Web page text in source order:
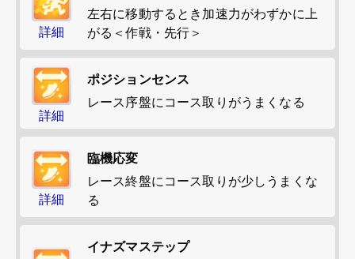
詳細
左右に移動するとき加速力がわずかに上
がる＜作戦・先行＞
詳細
ポジションセンス
レース序盤にコース取りがうまくなる
詳細
臨機応変
レース終盤にコース取りが少しうまくな
る
イナズマステップ